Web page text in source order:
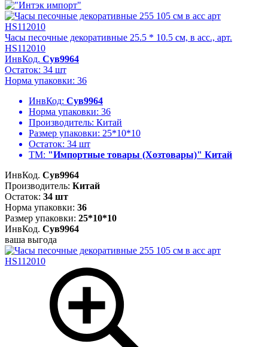
Часы песочные декоративные 25.5 * 10.5 см, в асс., арт.
HS112010
ИнвКод. Сув9964
Остаток: 34 шт
Норма упаковки: 36
ИнвКод: Сув9964
Норма упаковки: 36
Производитель: Китай
Размер упаковки: 25*10*10
Остаток: 34 шт
ТМ: "Импортные товары (Хозтовары)" Китай
ИнвКод. Сув9964
Производитель: Китай
Остаток: 34 шт
Норма упаковки: 36
Размер упаковки: 25*10*10
ИнвКод. Сув9964
ваша выгода